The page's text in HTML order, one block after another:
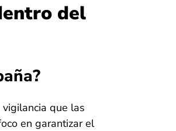
del
que las
en garantizar el